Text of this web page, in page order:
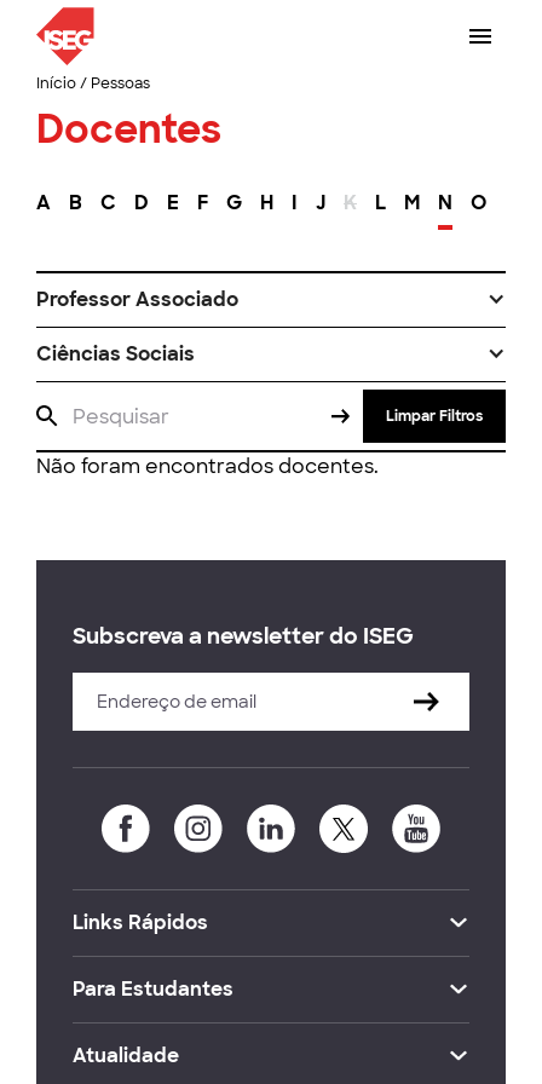
Início/ Pessoas
Docentes
A B C D E F G H I J K L M N O
Professor Associado
Ciências Sociais
Limpar Filtros
Não foram encontrados docentes.
Subscreva a newsletter do ISEG
Links Rápidos
Para Estudantes
Atualidade